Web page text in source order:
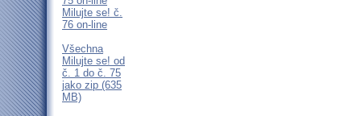
Milujte se! č.
76 on-line
Všechna
Milujte se! od
č. 1 do č. 75
jako zip (635
MB)